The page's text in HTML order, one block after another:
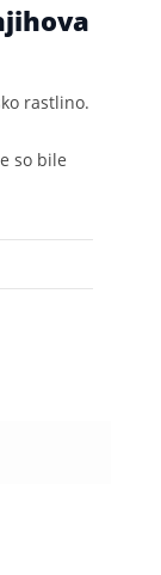
rastlino.
so bile